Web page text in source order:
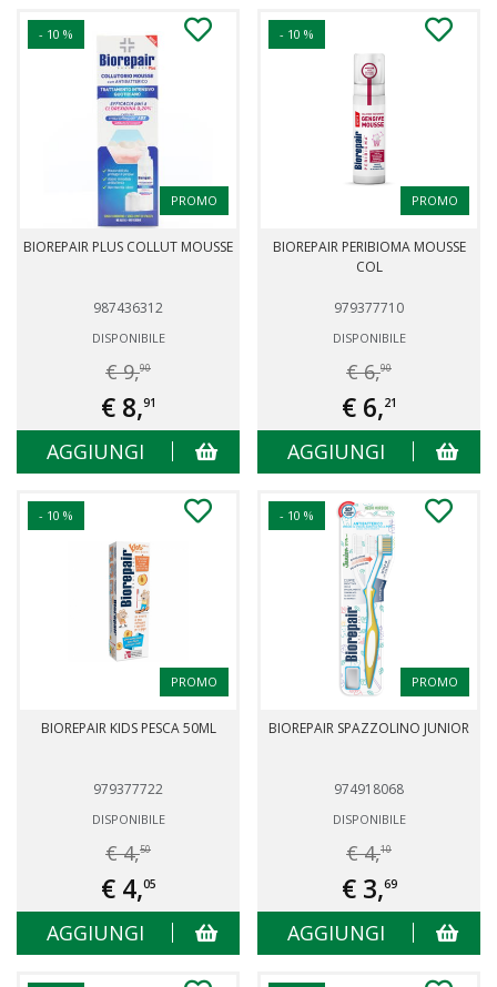
- 10 %
PROMO
BIOREPAIR PLUS COLLUT MOUSSE
987436312
DISPONIBILE
€ 9,90
€ 8,91
AGGIUNGI
- 10 %
PROMO
BIOREPAIR PERIBIOMA MOUSSE
COL
979377710
DISPONIBILE
€ 6,90
€ 6,21
AGGIUNGI
- 10 %
PROMO
BIOREPAIR KIDS PESCA 50ML
979377722
DISPONIBILE
€ 4,50
€ 4,05
AGGIUNGI
- 10 %
PROMO
BIOREPAIR SPAZZOLINO JUNIOR
974918068
DISPONIBILE
€ 4,10
€ 3,69
AGGIUNGI